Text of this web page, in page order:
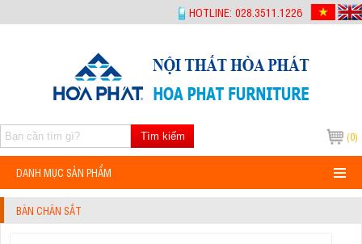
HOTLINE: 028.3511.1226
(0)
Tìm kiếm
DANH MỤC SẢN PHẨM
BÀN CHÂN SẮT